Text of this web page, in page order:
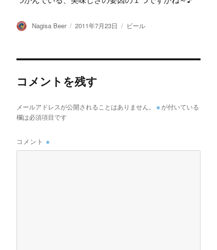
投
Nagisa Beer
投
2011年7月23日
カ
ビール
コメントを残す
メールアドレスが公開されることはありません。 ※ が付いている
欄は必須項目です
コメント※